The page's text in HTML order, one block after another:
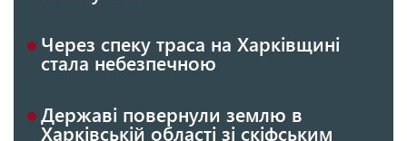
Через спеку траса на Харківщині
стала небезпечною
Державі повернули землю в
Харківській області зі скіфським